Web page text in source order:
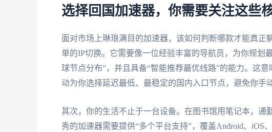
选择回国加速器，你需要关注这些
面对市场上琳琅满目的加速器，该如何判断哪款才能真正
单的IP切换。它需要像一位经验丰富的导航员，为你规划
球节点分布”，并且具备“智能推荐最优线路”的能力。这
动为你选择延迟最低、最稳定的国内入口节点，避免你手
其次，你的生活不止于一台设备。在图书馆用笔记本，
秀的加速器需要提供“多个平台支持”，覆盖Android、iOS